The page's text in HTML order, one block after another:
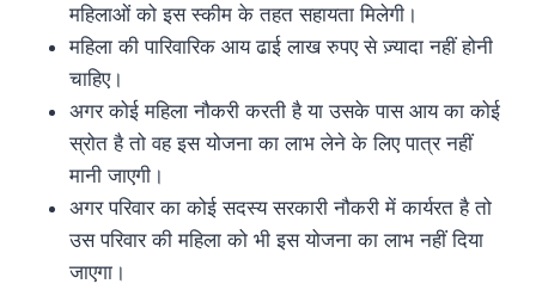
महिलाओं को इस स्कीम के तहत सहायता मिलेगी।
महिला की पारिवारिक आय ढाई लाख रुपए से ज़्यादा नहीं होनी
चाहिए।
अगर कोई महिला नौकरी करती है या उसके पास आय का कोई
स्रोत है तो वह इस योजना का लाभ लेने के लिए पात्र नहीं
मानी जाएगी।
अगर परिवार का कोई सदस्य सरकारी नौकरी में कार्यरत है तो
उस परिवार की महिला को भी इस योजना का लाभ नहीं दिया
जाएगा।